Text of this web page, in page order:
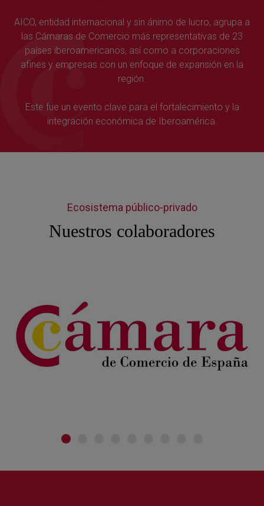
AICO, entidad internacional y sin ánimo de lucro, agrupa a
las Cámaras de Comercio más representativas de 23
países iberoamericanos, así como a corporaciones
afines y empresas con un enfoque de expansión en la
región.
Este fue un evento clave para el fortalecimiento y la
integración económica de Iberoamérica.
Ecosistema público-privado
Nuestros colaboradores